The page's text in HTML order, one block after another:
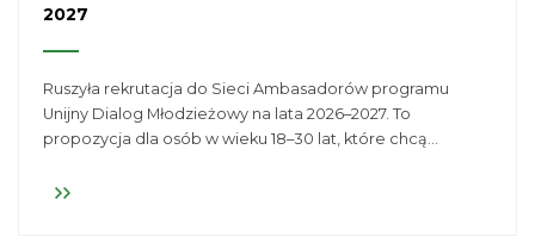
2027
Ruszyła rekrutacja do Sieci Ambasadorów programu
Unijny Dialog Młodzieżowy na lata 2026–2027. To
propozycja dla osób w wieku 18–30 lat, które chcą
młodzieżowej oraz angażować się w działania na rzecz